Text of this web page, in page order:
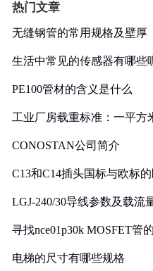
热门文章
无缝钢管的常用规格及壁厚
生活中常见的传感器有哪些
PE100管材的含义是什么
工业厂房载重标准：一平方
CONOSTAN公司简介
C13和C14插头国标与欧标
LGJ-240/30导线参数及载流
寻找nce01p30k MOSFET管
电梯的尺寸有哪些规格